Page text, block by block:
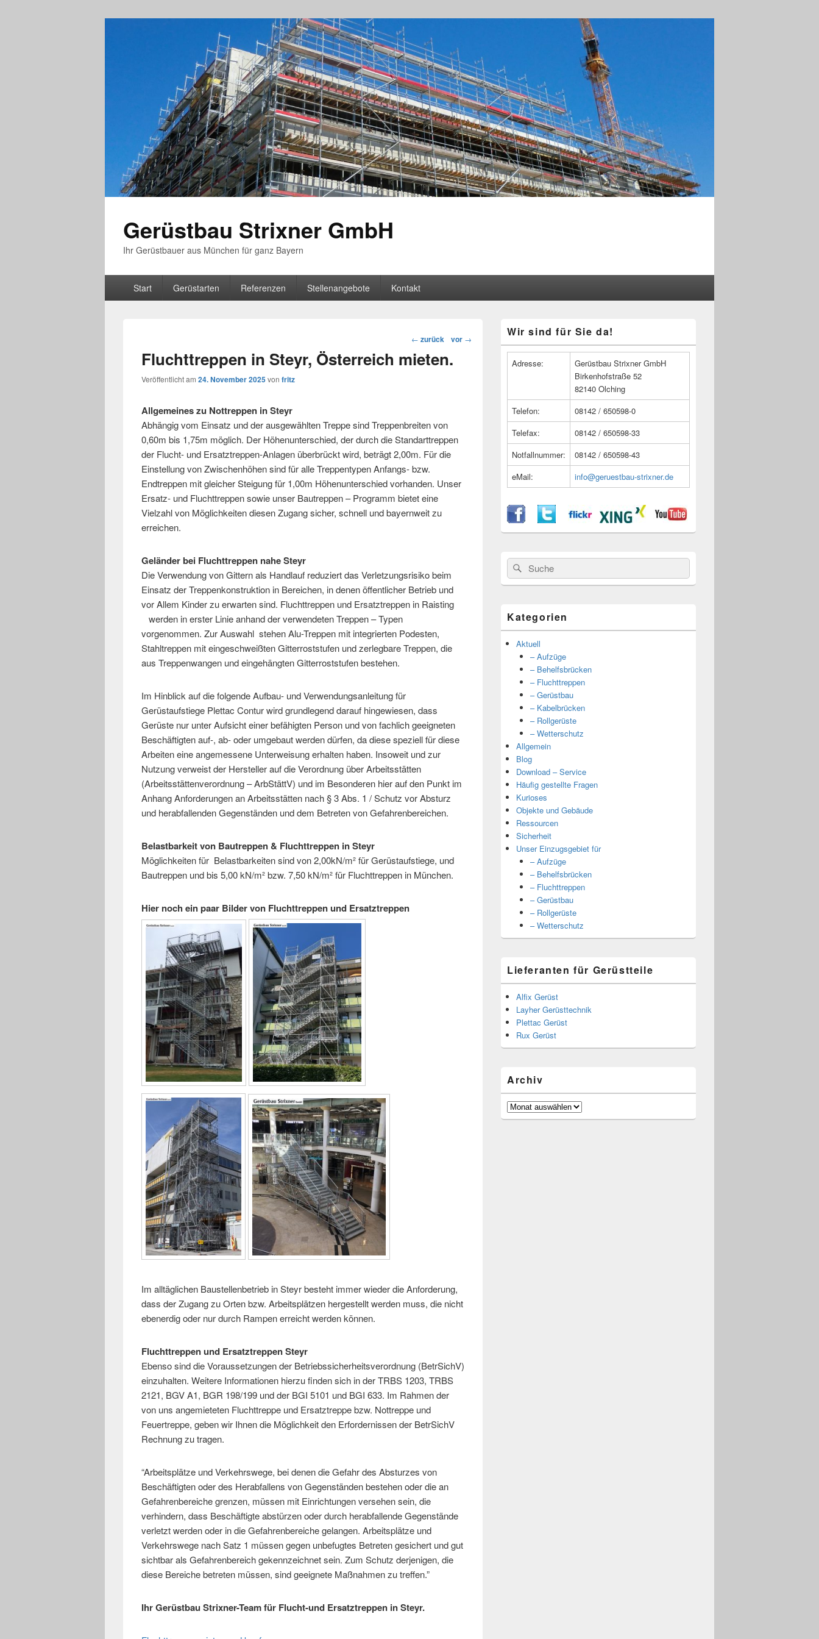
Gerüstbau Strixner GmbH
Ihr Gerüstbauer aus München für ganz Bayern
Start Gerüstarten Referenzen Stellenangebote Kontakt
Beitragsnavigation
← zurück vor →
Fluchttreppen in Steyr, Österreich mieten.
Veröffentlicht am 24. November 2025von fritz
Allgemeines zu Nottreppen in Steyr
Abhängig vom Einsatz und der ausgewählten Treppe sind Treppenbreiten von
0,60m bis 1,75m möglich. Der Höhenunterschied, der durch die Standarttreppen
der Flucht- und Ersatztreppen-Anlagen überbrückt wird, beträgt 2,00m. Für die
Einstellung von Zwischenhöhen sind für alle Treppentypen Anfangs- bzw.
Endtreppen mit gleicher Steigung für 1,00m Höhenunterschied vorhanden. Unser
Ersatz- und Fluchttreppen sowie unser Bautreppen – Programm bietet eine
Vielzahl von Möglichkeiten diesen Zugang sicher, schnell und bayernweit zu
erreichen.
Geländer bei Fluchttreppen nahe Steyr
Die Verwendung von Gittern als Handlauf reduziert das Verletzungsrisiko beim
Einsatz der Treppenkonstruktion in Bereichen, in denen öffentlicher Betrieb und
vor Allem Kinder zu erwarten sind. Fluchttreppen und Ersatztreppen in Raisting
werden in erster Linie anhand der verwendeten Treppen – Typen
vorgenommen. Zur Auswahl stehen Alu-Treppen mit integrierten Podesten,
Stahltreppen mit eingeschweißten Gitterroststufen und zerlegbare Treppen, die
aus Treppenwangen und eingehängten Gitterroststufen bestehen.
Im Hinblick auf die folgende Aufbau- und Verwendungsanleitung für
Gerüstaufstiege Plettac Contur wird grundlegend darauf hingewiesen, dass
Gerüste nur unter Aufsicht einer befähigten Person und von fachlich geeigneten
Beschäftigten auf-, ab- oder umgebaut werden dürfen, da diese speziell für diese
Arbeiten eine angemessene Unterweisung erhalten haben. Insoweit und zur
Nutzung verweist der Hersteller auf die Verordnung über Arbeitsstätten
(Arbeitsstättenverordnung – ArbStättV) und im Besonderen hier auf den Punkt im
Anhang Anforderungen an Arbeitsstätten nach § 3 Abs. 1 / Schutz vor Absturz
und herabfallenden Gegenständen und dem Betreten von Gefahrenbereichen.
Belastbarkeit von Bautreppen & Fluchttreppen in Steyr
Möglichkeiten für Belastbarkeiten sind von 2,00kN/m² für Gerüstaufstiege, und
Bautreppen und bis 5,00 kN/m² bzw. 7,50 kN/m² für Fluchttreppen in München.
Hier noch ein paar Bilder von Fluchttreppen und Ersatztreppen
Im alltäglichen Baustellenbetrieb in Steyr besteht immer wieder die Anforderung,
dass der Zugang zu Orten bzw. Arbeitsplätzen hergestellt werden muss, die nicht
ebenerdig oder nur durch Rampen erreicht werden können.
Fluchttreppen und Ersatztreppen Steyr
Ebenso sind die Voraussetzungen der Betriebssicherheitsverordnung (BetrSichV)
einzuhalten. Weitere Informationen hierzu finden sich in der TRBS 1203, TRBS
2121, BGV A1, BGR 198/199 und der BGI 5101 und BGI 633. Im Rahmen der
von uns angemieteten Fluchttreppe und Ersatztreppe bzw. Nottreppe und
Feuertreppe, geben wir Ihnen die Möglichkeit den Erfordernissen der BetrSichV
Rechnung zu tragen.
“Arbeitsplätze und Verkehrswege, bei denen die Gefahr des Absturzes von
Beschäftigten oder des Herabfallens von Gegenständen bestehen oder die an
Gefahrenbereiche grenzen, müssen mit Einrichtungen versehen sein, die
verhindern, dass Beschäftigte abstürzen oder durch herabfallende Gegenstände
verletzt werden oder in die Gefahrenbereiche gelangen. Arbeitsplätze und
Verkehrswege nach Satz 1 müssen gegen unbefugtes Betreten gesichert und gut
sichtbar als Gefahrenbereich gekennzeichnet sein. Zum Schutz derjenigen, die
diese Bereiche betreten müssen, sind geeignete Maßnahmen zu treffen.”
Ihr Gerüstbau Strixner-Team für Flucht-und Ersatztreppen in Steyr.
Seitenleisten
Widget-
Wir sind für Sie da!
Adresse:
Gerüstbau Strixner GmbH
Birkenhofstraße 52
82140 Olching
Telefon:
08142 / 650598-0
Telefax:
08142 / 650598-33
Notfallnummer:
08142 / 650598-43
eMail:
info@geruestbau-strixner.de
Suche
nach:
Kategorien
Aktuell
– Aufzüge
– Behelfsbrücken
– Fluchttreppen
– Gerüstbau
– Kabelbrücken
– Rollgerüste
– Wetterschutz
Allgemein
Blog
Download – Service
Häufig gestellte Fragen
Kurioses
Objekte und Gebäude
Ressourcen
Sicherheit
Unser Einzugsgebiet für
– Aufzüge
– Behelfsbrücken
– Fluchttreppen
– Gerüstbau
– Rollgerüste
– Wetterschutz
Lieferanten für Gerüstteile
Alfix Gerüst
Layher Gerüsttechnik
Plettac Gerüst
Rux Gerüst
Archiv
Archiv